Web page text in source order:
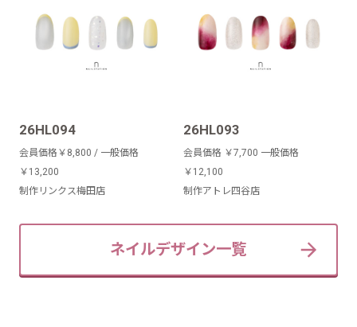
26HL094
会員価格￥8,800 / 一般価格
￥13,200
制作リンクス梅田店
26HL093
会員価格 ￥7,700 一般価格
￥12,100
制作アトレ四谷店
ネイルデザイン一覧